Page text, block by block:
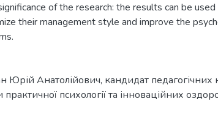
of the research: the results can be
their management style and improve the
Юрій Анатолійович, кандидат педагогічних
психології та інноваційних